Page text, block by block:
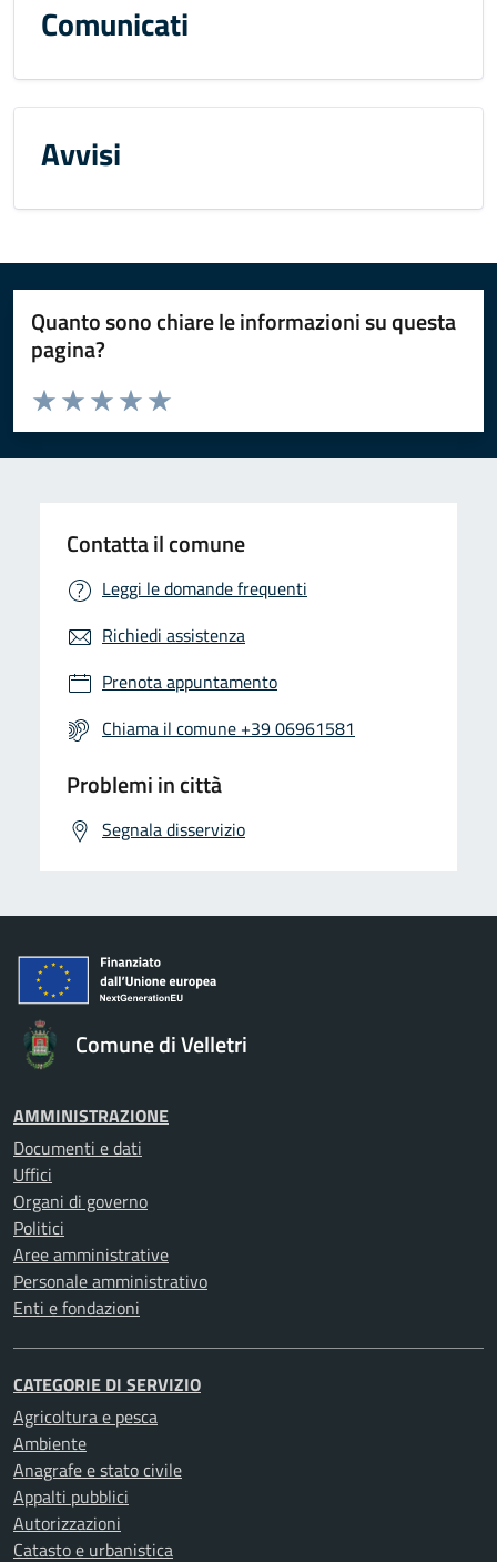
Comunicati
Avvisi
Quanto sono chiare le informazioni su questa
pagina?
Valuta da 1 a 5 stelle la pagina
Valuta 5 stelle su 5
Valuta 4 stelle su 5
Valuta 3 stelle su 5
Valuta 2 stelle su 5
Valuta 1 stelle su 5
Contatta il comune
Leggi le domande frequenti
Richiedi assistenza
Prenota appuntamento
Chiama il comune +39 06961581
Problemi in città
Segnala disservizio
Comune di Velletri
AMMINISTRAZIONE
Documenti e dati
Uffici
Organi di governo
Politici
Aree amministrative
Personale amministrativo
Enti e fondazioni
CATEGORIE DI SERVIZIO
Agricoltura e pesca
Ambiente
Anagrafe e stato civile
Appalti pubblici
Autorizzazioni
Catasto e urbanistica